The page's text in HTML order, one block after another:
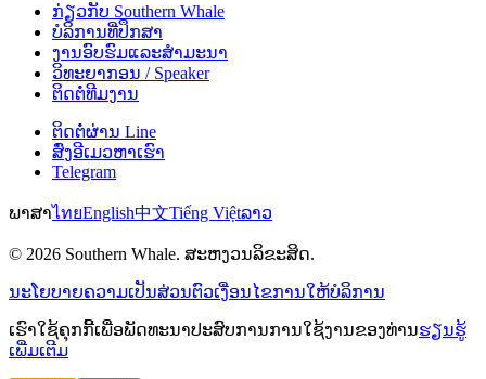
ກ່ຽວກັບ Southern Whale
ບໍລິການທີ່ປຶກສາ
ງານອົບຮົມແລະສຳມະນາ
ວິທະຍາກອນ / Speaker
ຕິດຕໍ່ທີມງານ
ຕິດຕໍ່ຜ່ານ Line
ສົ່ງອີເມວຫາເຮົາ
Telegram
ພາສາไทยEnglish中文Tiếng Việtລາວ
© 2026 Southern Whale. ສະຫງວນລິຂະສິດ.
ນະໂຍບາຍຄວາມເປັນສ່ວນຕົວເງື່ອນໄຂການໃຫ້ບໍລິການ
ເຮົາໃຊ້ຄຸກກີ້ເພື່ອພັດທະນາປະສົບການການໃຊ້ງານຂອງທ່ານຮຽນຮູ້
ເພີ່ມເຕີມ